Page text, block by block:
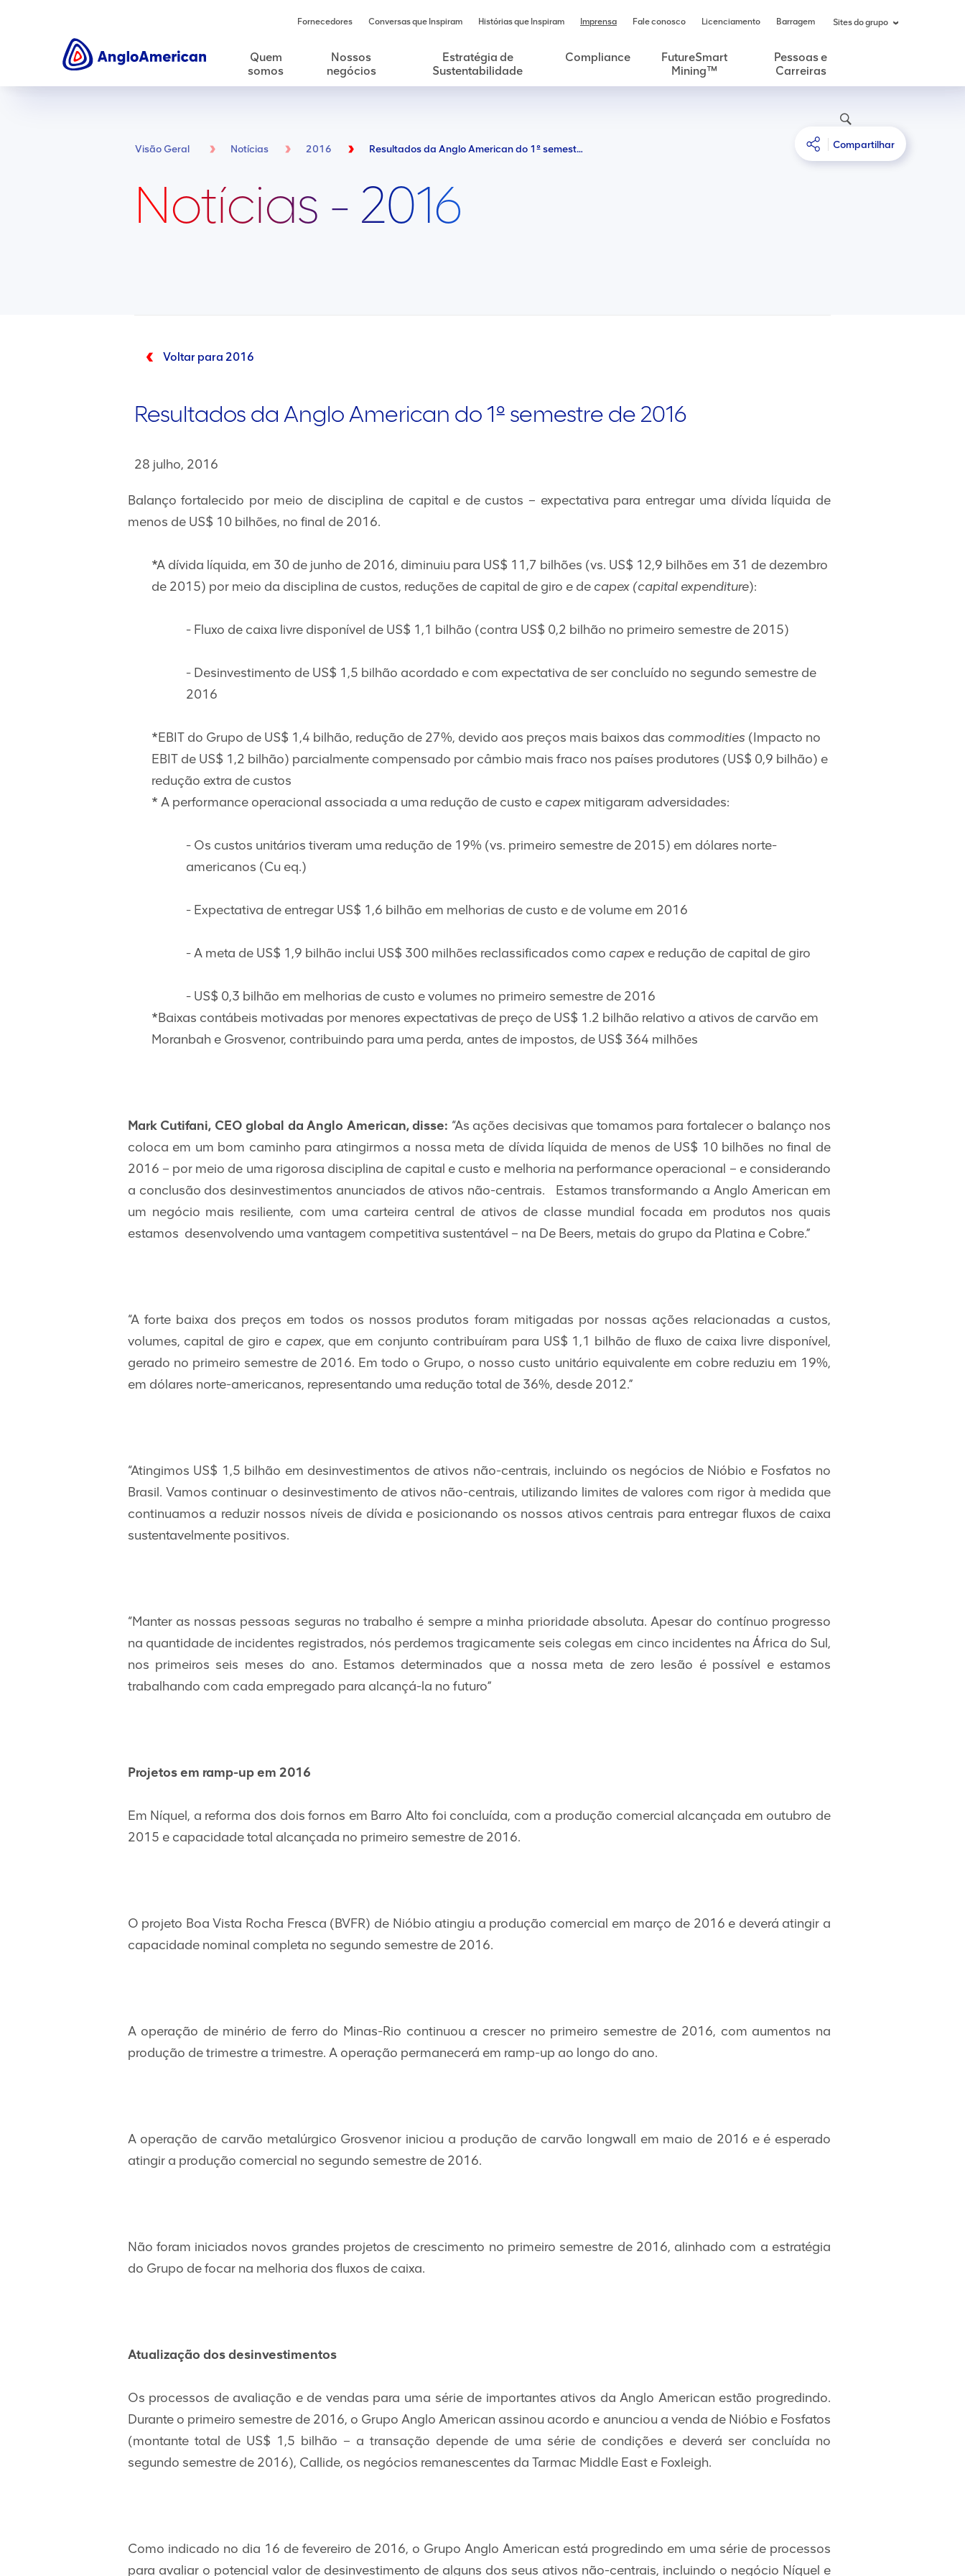
Fornecedores Conversas que Inspiram Histórias que Inspiram Imprensa Fale conosco Licenciamento Barragem Sites do grupo
Quem
somos
Nossos
negócios
Estratégia de
Sustentabilidade
Compliance
FutureSmart
Mining™
Pessoas e
Carreiras
Notícias - 2016
Visão Geral Notícias 2016 Resultados da Anglo American do 1º semestre de 2016 Compartilhar
Voltar para 2016
Resultados da Anglo American do 1º semestre de 2016
28 julho, 2016
Balanço fortalecido por meio de disciplina de capital e de custos – expectativa para entregar uma dívida líquida de
menos de US$ 10 bilhões, no final de 2016.
*A dívida líquida, em 30 de junho de 2016, diminuiu para US$ 11,7 bilhões (vs. US$ 12,9 bilhões em 31 de dezembro
de 2015) por meio da disciplina de custos, reduções de capital de giro e de capex (capital expenditure):
- Fluxo de caixa livre disponível de US$ 1,1 bilhão (contra US$ 0,2 bilhão no primeiro semestre de 2015)
- Desinvestimento de US$ 1,5 bilhão acordado e com expectativa de ser concluído no segundo semestre de
2016
*EBIT do Grupo de US$ 1,4 bilhão, redução de 27%, devido aos preços mais baixos das commodities (Impacto no
EBIT de US$ 1,2 bilhão) parcialmente compensado por câmbio mais fraco nos países produtores (US$ 0,9 bilhão) e
redução extra de custos
* A performance operacional associada a uma redução de custo e capex mitigaram adversidades:
- Os custos unitários tiveram uma redução de 19% (vs. primeiro semestre de 2015) em dólares norte-
americanos (Cu eq.)
- Expectativa de entregar US$ 1,6 bilhão em melhorias de custo e de volume em 2016
- A meta de US$ 1,9 bilhão inclui US$ 300 milhões reclassificados como capex e redução de capital de giro
- US$ 0,3 bilhão em melhorias de custo e volumes no primeiro semestre de 2016
*Baixas contábeis motivadas por menores expectativas de preço de US$ 1.2 bilhão relativo a ativos de carvão em
Moranbah e Grosvenor, contribuindo para uma perda, antes de impostos, de US$ 364 milhões
Mark Cutifani, CEO global da Anglo American, disse: “As ações decisivas que tomamos para fortalecer o balanço nos
coloca em um bom caminho para atingirmos a nossa meta de dívida líquida de menos de US$ 10 bilhões no final de
2016 – por meio de uma rigorosa disciplina de capital e custo e melhoria na performance operacional – e considerando
a conclusão dos desinvestimentos anunciados de ativos não-centrais. Estamos transformando a Anglo American em
um negócio mais resiliente, com uma carteira central de ativos de classe mundial focada em produtos nos quais
estamos desenvolvendo uma vantagem competitiva sustentável – na De Beers, metais do grupo da Platina e Cobre.”
“A forte baixa dos preços em todos os nossos produtos foram mitigadas por nossas ações relacionadas a custos,
volumes, capital de giro e capex, que em conjunto contribuíram para US$ 1,1 bilhão de fluxo de caixa livre disponível,
gerado no primeiro semestre de 2016. Em todo o Grupo, o nosso custo unitário equivalente em cobre reduziu em 19%,
em dólares norte-americanos, representando uma redução total de 36%, desde 2012.”
“Atingimos US$ 1,5 bilhão em desinvestimentos de ativos não-centrais, incluindo os negócios de Nióbio e Fosfatos no
Brasil. Vamos continuar o desinvestimento de ativos não-centrais, utilizando limites de valores com rigor à medida que
continuamos a reduzir nossos níveis de dívida e posicionando os nossos ativos centrais para entregar fluxos de caixa
sustentavelmente positivos.
“Manter as nossas pessoas seguras no trabalho é sempre a minha prioridade absoluta. Apesar do contínuo progresso
na quantidade de incidentes registrados, nós perdemos tragicamente seis colegas em cinco incidentes na África do Sul,
nos primeiros seis meses do ano. Estamos determinados que a nossa meta de zero lesão é possível e estamos
trabalhando com cada empregado para alcançá-la no futuro”
Projetos em ramp-up em 2016
Em Níquel, a reforma dos dois fornos em Barro Alto foi concluída, com a produção comercial alcançada em outubro de
2015 e capacidade total alcançada no primeiro semestre de 2016.
O projeto Boa Vista Rocha Fresca (BVFR) de Nióbio atingiu a produção comercial em março de 2016 e deverá atingir a
capacidade nominal completa no segundo semestre de 2016.
A operação de minério de ferro do Minas-Rio continuou a crescer no primeiro semestre de 2016, com aumentos na
produção de trimestre a trimestre. A operação permanecerá em ramp-up ao longo do ano.
A operação de carvão metalúrgico Grosvenor iniciou a produção de carvão longwall em maio de 2016 e é esperado
atingir a produção comercial no segundo semestre de 2016.
Não foram iniciados novos grandes projetos de crescimento no primeiro semestre de 2016, alinhado com a estratégia
do Grupo de focar na melhoria dos fluxos de caixa.
Atualização dos desinvestimentos
Os processos de avaliação e de vendas para uma série de importantes ativos da Anglo American estão progredindo.
Durante o primeiro semestre de 2016, o Grupo Anglo American assinou acordo e anunciou a venda de Nióbio e Fosfatos
(montante total de US$ 1,5 bilhão – a transação depende de uma série de condições e deverá ser concluída no
segundo semestre de 2016), Callide, os negócios remanescentes da Tarmac Middle East e Foxleigh.
Como indicado no dia 16 de fevereiro de 2016, o Grupo Anglo American está progredindo em uma série de processos
para avaliar o potencial valor de desinvestimento de alguns dos seus ativos não-centrais, incluindo o negócio Níquel e